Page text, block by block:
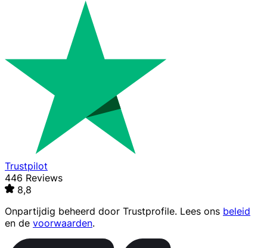
Trustpilot
446 Reviews
8,8
Onpartijdig beheerd door Trustprofile. Lees ons beleid
en de voorwaarden.